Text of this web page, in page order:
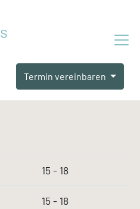
Termin vereinbaren
15 - 18
15 - 18